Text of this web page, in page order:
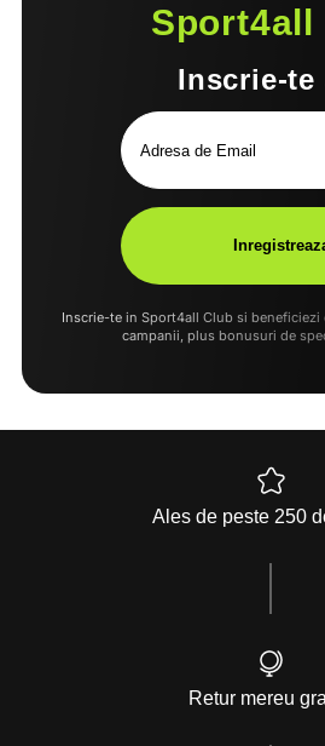
Sport4all
Inscrie-te
Inscrie-te in Sport4all Club si beneficiezi
campanii, plus bonusuri de
Ales de peste 250
Retur mereu